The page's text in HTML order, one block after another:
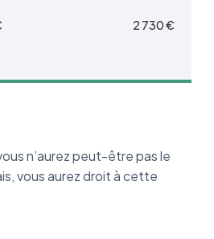
2 730 €
n’aurez peut-être pas le
vous aurez droit à cette